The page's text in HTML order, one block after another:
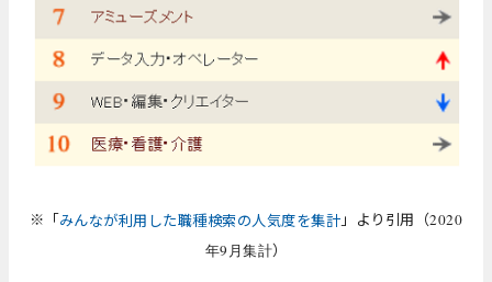
※「みんなが利用した職種検索の人気度を集計」より引用（2020
年9月集計）